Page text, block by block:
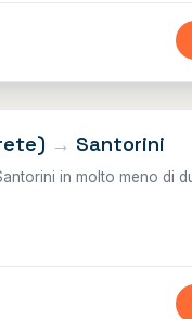
→ Santorini
in molto meno di